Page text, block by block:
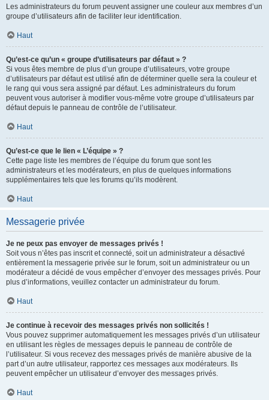
Les administrateurs du forum peuvent assigner une couleur aux membres d’un
groupe d’utilisateurs afin de faciliter leur identification.
Haut
Qu’est-ce qu’un « groupe d’utilisateurs par défaut » ?
Si vous êtes membre de plus d’un groupe d’utilisateurs, votre groupe
d’utilisateurs par défaut est utilisé afin de déterminer quelle sera la couleur et
le rang qui vous sera assigné par défaut. Les administrateurs du forum
peuvent vous autoriser à modifier vous-même votre groupe d’utilisateurs par
défaut depuis le panneau de contrôle de l’utilisateur.
Haut
Qu’est-ce que le lien « L’équipe » ?
Cette page liste les membres de l’équipe du forum que sont les
administrateurs et les modérateurs, en plus de quelques informations
supplémentaires tels que les forums qu’ils modèrent.
Haut
Messagerie privée
Je ne peux pas envoyer de messages privés !
Soit vous n’êtes pas inscrit et connecté, soit un administrateur a désactivé
entièrement la messagerie privée sur le forum, soit un administrateur ou un
modérateur a décidé de vous empêcher d’envoyer des messages privés. Pour
plus d’informations, veuillez contacter un administrateur du forum.
Haut
Je continue à recevoir des messages privés non sollicités !
Vous pouvez supprimer automatiquement les messages privés d’un utilisateur
en utilisant les règles de messages depuis le panneau de contrôle de
l’utilisateur. Si vous recevez des messages privés de manière abusive de la
part d’un autre utilisateur, rapportez ces messages aux modérateurs. Ils
peuvent empêcher un utilisateur d’envoyer des messages privés.
Haut